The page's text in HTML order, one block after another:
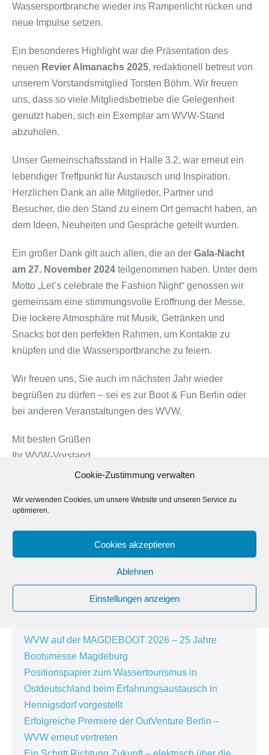
Cookie-Zustimmung verwalten
Wir verwenden Cookies, um unsere Website und unseren Service zu
optimieren.
Cookies akzeptieren
Ablehnen
Einstellungen anzeigen
Wassersportbranche wieder ins Rampenlicht rücken und
neue Impulse setzen.
Ein besonderes Highlight war die Präsentation des
neuen Revier Almanachs 2025, redaktionell betreut von
unserem Vorstandsmitglied Torsten Böhm. Wir freuen
uns, dass so viele Mitgliedsbetriebe die Gelegenheit
genutzt haben, sich ein Exemplar am WVW-Stand
abzuholen.
Unser Gemeinschaftsstand in Halle 3.2, war erneut ein
lebendiger Treffpunkt für Austausch und Inspiration.
Herzlichen Dank an alle Mitglieder, Partner und
Besucher, die den Stand zu einem Ort gemacht haben, an
dem Ideen, Neuheiten und Gespräche geteilt wurden.
Ein großer Dank gilt auch allen, die an der Gala-Nacht
am 27. November 2024 teilgenommen haben. Unter dem
Motto „Let’s celebrate the Fashion Night“ genossen wir
gemeinsam eine stimmungsvolle Eröffnung der Messe.
Die lockere Atmosphäre mit Musik, Getränken und
Snacks bot den perfekten Rahmen, um Kontakte zu
knüpfen und die Wassersportbranche zu feiern.
Wir freuen uns, Sie auch im nächsten Jahr wieder
begrüßen zu dürfen – sei es zur Boot & Fun Berlin oder
bei anderen Veranstaltungen des WVW.
Mit besten Grüßen
Ihr WVW-Vorstand
Beitragsnavigation
← Vorheriger Beitrag
Neueste Beiträge
WVW auf der MAGDEBOOT 2026 – 25 Jahre
Bootsmesse Magdeburg
Positionspapier zum Wassertourismus in
Ostdeutschland beim Erfahrungsaustausch in
Hennigsdorf vorgestellt
Erfolgreiche Premiere der OutVenture Berlin –
WVW erneut vertreten